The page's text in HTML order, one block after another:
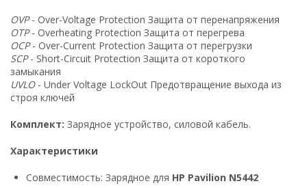
OVP- Over-Voltage Protection Защита от перенапряжения
OTP- Overheating Protection Защита от перегрева
OCP- Over-Current Protection Защита от перегрузки
SCP- Short-Circuit Protection Защита от короткого
замыкания
UVLO- Under Voltage LockOut Предотвращение выхода из
строя ключей
Комплект: Зарядное устройство, силовой кабель.
Характеристики
Совместимость: Зарядное для HP Pavilion N5442